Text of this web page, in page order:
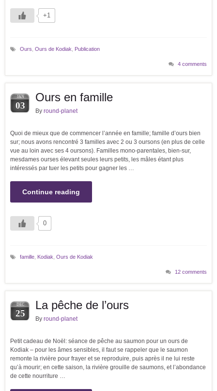
+1
Ours Ours de Kodiak Publication
4 comments
JAN
03
Ours en famille
By round-planet
Quoi de mieux que de commencer l’année en famille; famille d’ours bien
sur; nous avons rencontré 3 familles avec 2 ou 3 oursons (en plus de celle
vue au loin avec ses 4 oursons). Familles mono-parentales, bien-sur,
mesdames ourses élevant seules leurs petits, les mâles étant plus
intéressés par tuer les petits pour gagner les …
Continue reading
0
famille Kodiak Ours de Kodiak
12 comments
DEC
25
La pêche de l’ours
By round-planet
Petit cadeau de Noël: séance de pêche au saumon pour un ours de
Kodiak – pour les âmes sensibles, il faut se rappeler que le saumon
remonte la rivière pour frayer et se reproduire, puis après il ne lui reste
qu’à mourir; en cette saison, la rivière grouille de saumons, et l’abondance
de cette nourriture …